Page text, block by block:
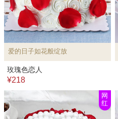
爱的日子如花般绽放
玫瑰色恋人
¥218
网
红